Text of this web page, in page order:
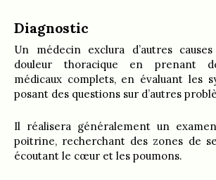
Diagnostic
Un médecin exclura d’autres
douleur thoracique en prenant
médicaux complets, en évaluant les
posant des questions sur d’autres
Il réalisera généralement un
poitrine, recherchant des zones de
écoutant le cœur et les poumons.